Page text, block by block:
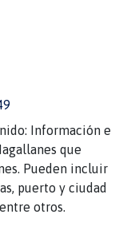
Información e
que
Pueden incluir
puerto y ciudad
otros.